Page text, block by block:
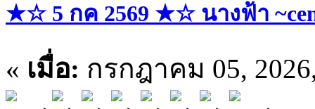
★☆ 5 กค 2569 ★☆ นางฟ้า
« เมื่อ: กรกฎาคม 05,